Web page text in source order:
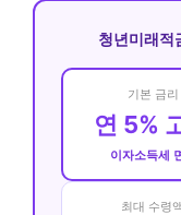
청년미래
기본 금리
연 5%
이자소득세
최대 수령